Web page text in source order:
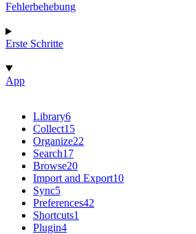
Fehlerbehebung
Erste Schritte
App
Library6
Collect15
Organize22
Search17
Browse20
Import and Export10
Sync5
Preferences42
Shortcuts1
Plugin4